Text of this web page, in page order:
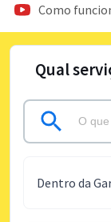
Como
Qual
Dentro da